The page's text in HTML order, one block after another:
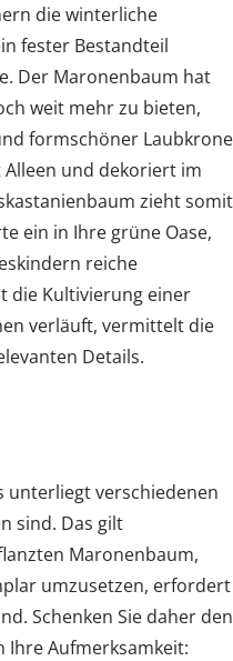
die winterliche
fester Bestandteil
Der Maronenbaum hat
weit mehr zu bieten,
formschöner Laubkrone
und dekoriert im
zieht somit
ein in Ihre grüne Oase,
reiche
die Kultivierung einer
verläuft, vermittelt die
Details.
unterliegt verschiedenen
sind. Das gilt
Maronenbaum,
umzusetzen, erfordert
Schenken Sie daher den
Ihre Aufmerksamkeit: